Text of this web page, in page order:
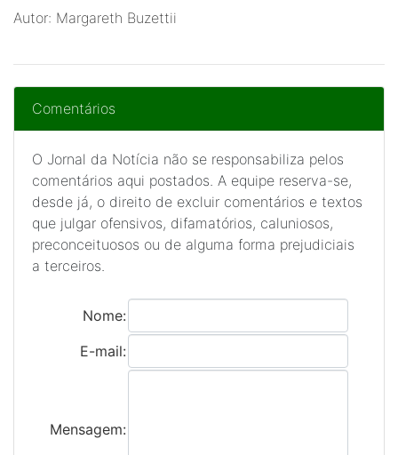
Autor: Margareth Buzettii
Comentários
O Jornal da Notícia não se responsabiliza pelos
comentários aqui postados. A equipe reserva-se,
desde já, o direito de excluir comentários e textos
que julgar ofensivos, difamatórios, caluniosos,
preconceituosos ou de alguma forma prejudiciais
a terceiros.
Nome:
E-mail:
Mensagem: